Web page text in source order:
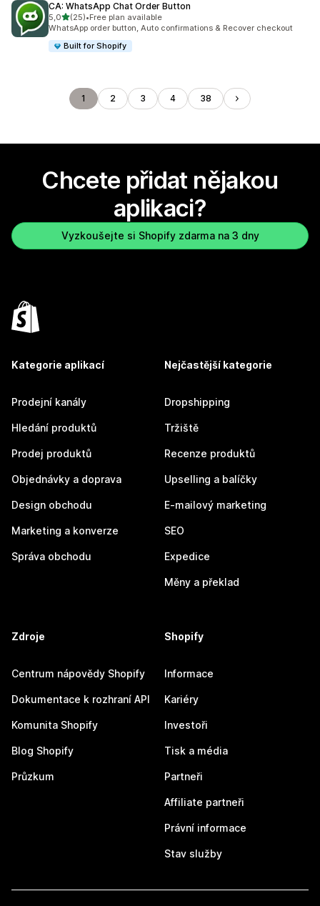
CA: WhatsApp Chat Order Button
5,0z 5 hvězd
(25)
Celkový počet recenzí: 25
•Free plan available
WhatsApp order button, Auto confirmations & Recover checkout
Built for Shopify
1 2 3 4 38
Chcete přidat nějakou
aplikaci?
Vyzkoušejte si Shopify zdarma na 3 dny
Kategorie aplikací
Prodejní kanály
Hledání produktů
Prodej produktů
Objednávky a doprava
Design obchodu
Marketing a konverze
Správa obchodu
Nejčastější kategorie
Dropshipping
Tržiště
Recenze produktů
Upselling a balíčky
E-mailový marketing
SEO
Expedice
Měny a překlad
Zdroje
Centrum nápovědy Shopify
Dokumentace k rozhraní API
Komunita Shopify
Blog Shopify
Průzkum
Shopify
Informace
Kariéry
Investoři
Tisk a média
Partneři
Affiliate partneři
Právní informace
Stav služby